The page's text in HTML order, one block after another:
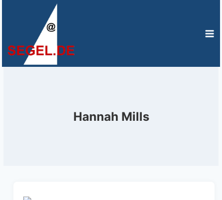
springen
Hannah Mills